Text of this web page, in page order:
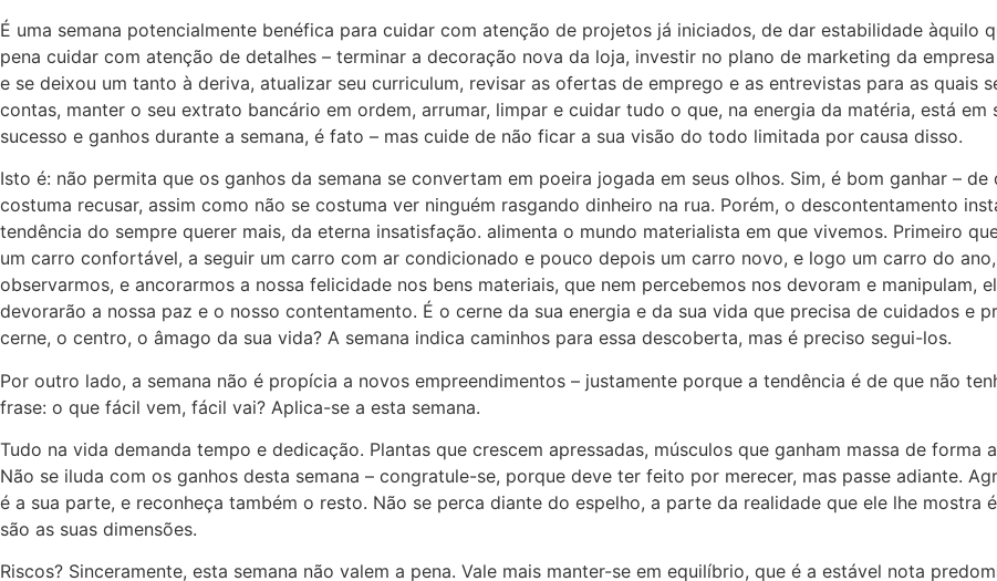
É uma semana potencialmente benéfica para cuidar com atenção de projetos já iniciados, de dar estabilidade àquilo
pena cuidar com atenção de detalhes – terminar a decoração nova da loja, investir no plano de marketing da
e se deixou um tanto à deriva, atualizar seu curriculum, revisar as ofertas de emprego e as entrevistas para as quais
contas, manter o seu extrato bancário em ordem, arrumar, limpar e cuidar tudo o que, na energia da matéria, está em
sucesso e ganhos durante a semana, é fato – mas cuide de não ficar a sua visão do todo limitada por causa disso.
Isto é: não permita que os ganhos da semana se convertam em poeira jogada em seus olhos. Sim, é bom ganhar – de
costuma recusar, assim como não se costuma ver ninguém rasgando dinheiro na rua. Porém, o descontentamento
tendência do sempre querer mais, da eterna insatisfação. alimenta o mundo materialista em que vivemos. Primeiro
um carro confortável, a seguir um carro com ar condicionado e pouco depois um carro novo, e logo um carro do
observarmos, e ancorarmos a nossa felicidade nos bens materiais, que nem percebemos nos devoram e manipulam,
devorarão a nossa paz e o nosso contentamento. É o cerne da sua energia e da sua vida que precisa de cuidados e
cerne, o centro, o âmago da sua vida? A semana indica caminhos para essa descoberta, mas é preciso segui-los.
Por outro lado, a semana não é propícia a novos empreendimentos – justamente porque a tendência é de que não
frase: o que fácil vem, fácil vai? Aplica-se a esta semana.
Tudo na vida demanda tempo e dedicação. Plantas que crescem apressadas, músculos que ganham massa de forma
Não se iluda com os ganhos desta semana – congratule-se, porque deve ter feito por merecer, mas passe adiante.
é a sua parte, e reconheça também o resto. Não se perca diante do espelho, a parte da realidade que ele lhe mostra
são as suas dimensões.
Riscos? Sinceramente, esta semana não valem a pena. Vale mais manter-se em equilíbrio, que é a estável nota